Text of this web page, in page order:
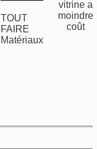
TOUT
FAIRE
Matériaux